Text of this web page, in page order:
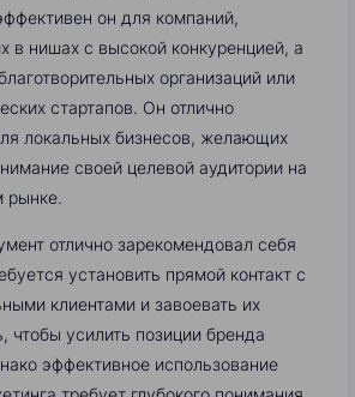
он для компаний,
в нишах с высокой конкуренцией, а
организаций или
стартапов. Он отлично
локальных бизнесов, желающих
своей целевой аудитории на
рынке.
отлично зарекомендовал себя
установить прямой контакт с
клиентами и завоевать их
чтобы усилить позиции бренда
эффективное использование